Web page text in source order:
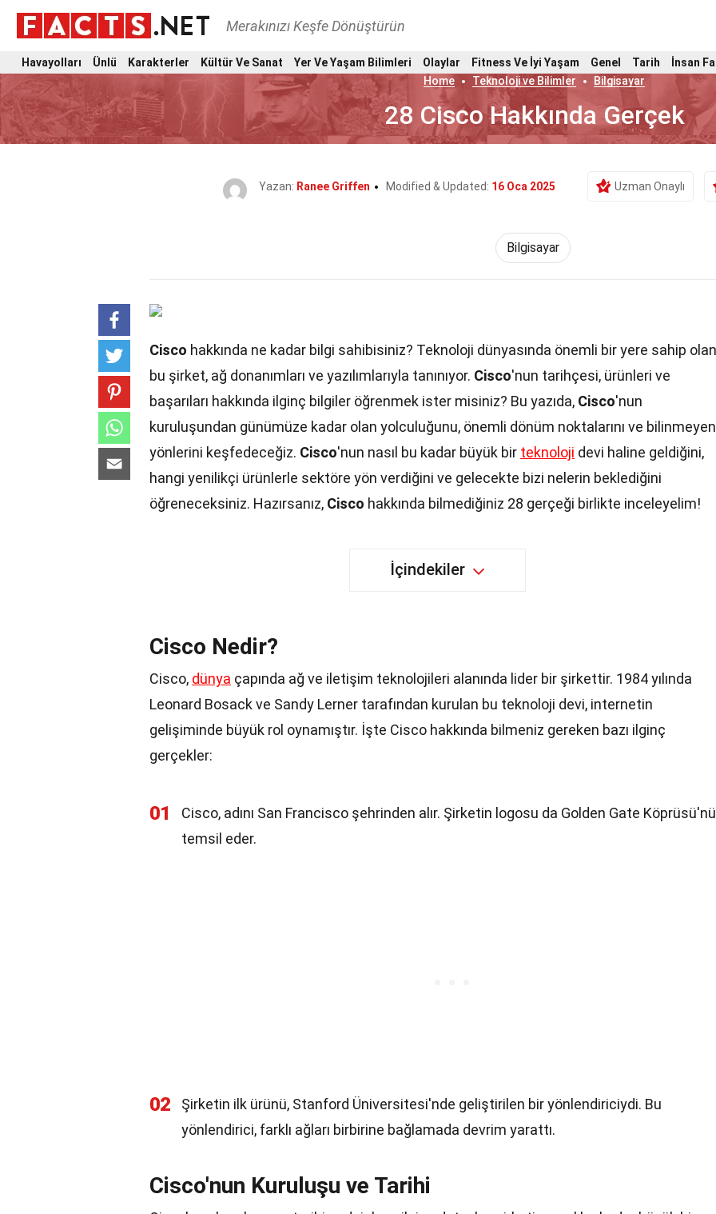
Merakınızı Keşfe Dönüştürün
Havayolları Ünlü Karakterler Kültür Ve Sanat Yer Ve Yaşam Bilimleri Olaylar Fitness Ve İyi Yaşam Genel Tarih
İnsan
Home
Teknoloji ve Bilimler Bilgisayar
28 Cisco Hakkında Gerçek
Yazan: Ranee Griffen Modified & Updated: 16 Oca 2025 Uzman Onaylı
Bilgisayar
Cisco hakkında ne kadar bilgi sahibisiniz? Teknoloji dünyasında önemli bir yere sahip olan
bu şirket, ağ donanımları ve yazılımlarıyla tanınıyor. Cisco'nun tarihçesi, ürünleri ve
başarıları hakkında ilginç bilgiler öğrenmek ister misiniz? Bu yazıda, Cisco'nun
kuruluşundan günümüze kadar olan yolculuğunu, önemli dönüm noktalarını ve bilinmeyen
yönlerini keşfedeceğiz. Cisco'nun nasıl bu kadar büyük bir teknoloji devi haline geldiğini,
hangi yenilikçi ürünlerle sektöre yön verdiğini ve gelecekte bizi nelerin beklediğini
öğreneceksiniz. Hazırsanız, Cisco hakkında bilmediğiniz 28 gerçeği birlikte inceleyelim!
İçindekiler
Cisco Nedir?
Cisco, dünya çapında ağ ve iletişim teknolojileri alanında lider bir şirkettir. 1984 yılında
Leonard Bosack ve Sandy Lerner tarafından kurulan bu teknoloji devi, internetin
gelişiminde büyük rol oynamıştır. İşte Cisco hakkında bilmeniz gereken bazı ilginç
gerçekler:
01
Cisco, adını San Francisco şehrinden alır. Şirketin logosu da Golden Gate Köprüsü'nü
temsil eder.
02
Şirketin ilk ürünü, Stanford Üniversitesi'nde geliştirilen bir yönlendiriciydi. Bu
yönlendirici, farklı ağları birbirine bağlamada devrim yarattı.
Cisco'nun Kuruluşu ve Tarihi